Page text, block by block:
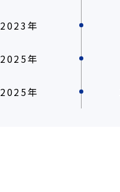
2023年
2025年
2025年